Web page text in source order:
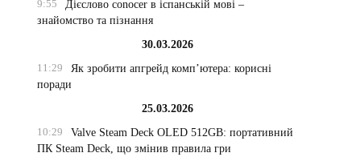
9:55
Дієслово conocer в іспанській мові –
знайомство та пізнання
30.03.2026
11:29
Як зробити апгрейд комп’ютера: корисні
поради
25.03.2026
10:29
Valve Steam Deck OLED 512GB: портативний
ПК Steam Deck, що змінив правила гри